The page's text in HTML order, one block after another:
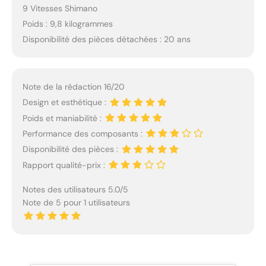
9 Vitesses Shimano
Poids : 9,8 kilogrammes
Disponibilité des pièces détachées : 20 ans
Note de la rédaction 16/20
Design et esthétique :
Poids et maniabilité :
Performance des composants :
Disponibilité des pièces :
Rapport qualité-prix :
Notes des utilisateurs 5.0/5
Note de 5 pour 1 utilisateurs